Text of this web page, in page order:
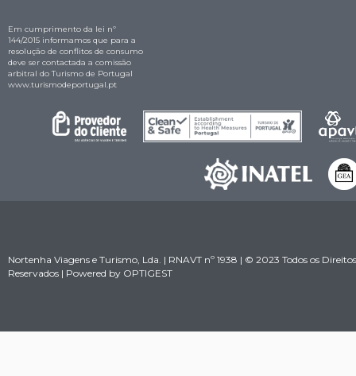
Em cumprimento da lei nº
144/2015 informamos que para a
resolução de conflitos de consumo
deve ser contactada a comissão
arbitral do Turismo de Portugal
www.turismodeportugal.pt
Nortenha Viagens e Turismo, Lda. | RNAVT nº 1938 | © 2023 Todos os Direitos
Reservados | Powered by OPTIGEST